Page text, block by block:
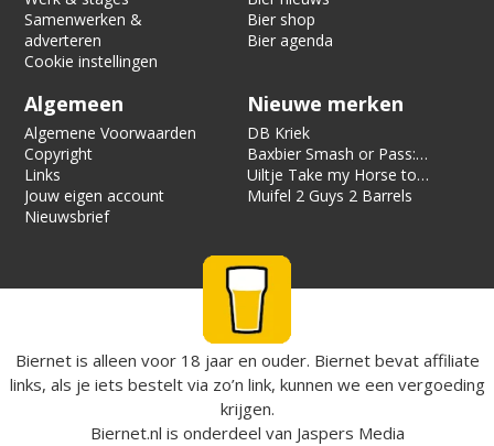
Samenwerken &
adverteren
Cookie instellingen
Bier shop
Bier agenda
Algemeen
Algemene Voorwaarden
Copyright
Links
Jouw eigen account
Nieuwsbrief
Nieuwe merken
DB Kriek
Baxbier Smash or Pass:
Strata
Uiltje Take my Horse to
the Hotel Room
Muifel 2 Guys 2 Barrels
Biernet is alleen voor 18 jaar en ouder. Biernet bevat affiliate
links, als je iets bestelt via zo’n link, kunnen we een vergoeding
krijgen.
Biernet.nl is onderdeel van Jaspers Media